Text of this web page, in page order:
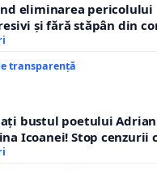
eliminarea pericolului
și fără stăpân din
transparență
bustul poetului Adrian
Icoanei! Stop cenzurii